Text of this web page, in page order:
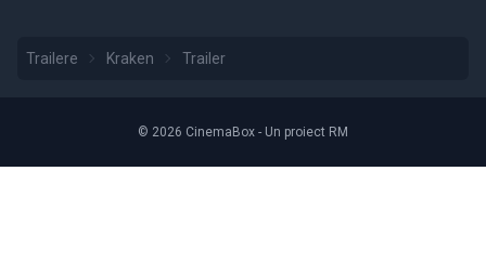
Trailere Kraken Trailer
© 2026 CinemaBox - Un proiect RM